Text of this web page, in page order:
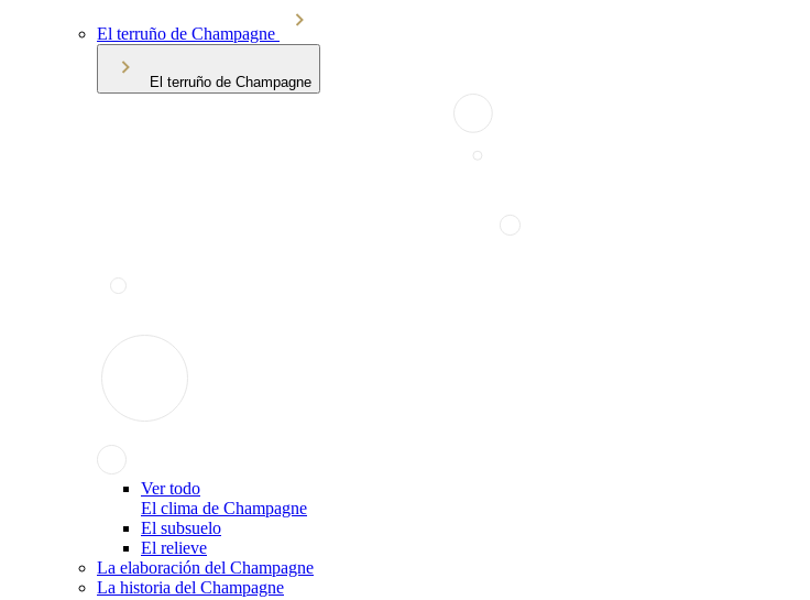
El terruño de Champagne
El terruño de Champagne
Ver todo
El clima de Champagne
El subsuelo
El relieve
La elaboración del Champagne
La historia del Champagne